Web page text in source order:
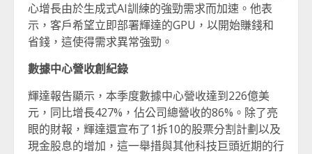
心增長由於生成式AI訓練的強勁需求而加速。他表
示，客戶希望立即部署輝達的GPU，以開始賺錢和
省錢，這使得需求異常強勁。
數據中心營收創紀錄
輝達報告顯示，本季度數據中心營收達到226億美
元，同比增長427%，佔公司總營收的86%。除了亮
眼的財報，輝達還宣布了1拆10的股票分割計劃以及
現金股息的增加，這一舉措與其他科技巨頭近期的行